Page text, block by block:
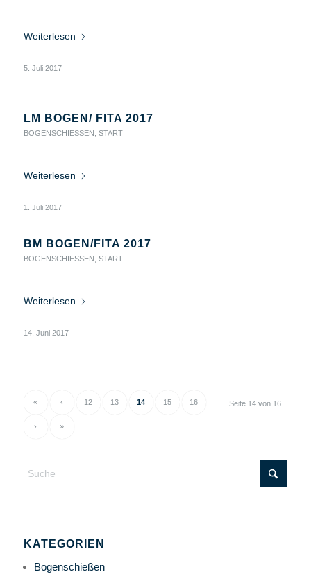
Weiterlesen
5. Juli 2017
LM BOGEN/ FITA 2017
BOGENSCHIESSEN START
Weiterlesen
1. Juli 2017
BM BOGEN/FITA 2017
BOGENSCHIESSEN START
Weiterlesen
14. Juni 2017
Seite 14 von 16
« ‹ 12 13 14 15 16
› »
KATEGORIEN
Bogenschießen